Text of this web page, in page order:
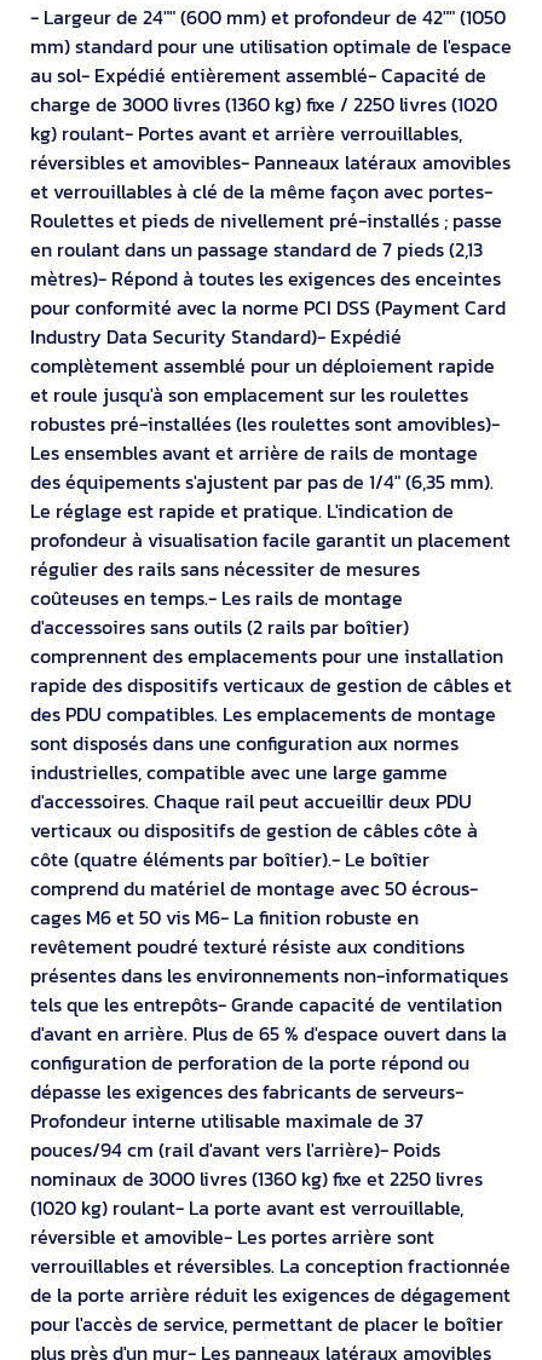
- Largeur de 24"" (600 mm) et profondeur de 42"" (1050
mm) standard pour une utilisation optimale de l'espace
au sol- Expédié entièrement assemblé- Capacité de
charge de 3000 livres (1360 kg) fixe / 2250 livres (1020
kg) roulant- Portes avant et arrière verrouillables,
réversibles et amovibles- Panneaux latéraux amovibles
et verrouillables à clé de la même façon avec portes-
Roulettes et pieds de nivellement pré-installés ; passe
en roulant dans un passage standard de 7 pieds (2,13
mètres)- Répond à toutes les exigences des enceintes
pour conformité avec la norme PCI DSS (Payment Card
Industry Data Security Standard)- Expédié
complètement assemblé pour un déploiement rapide
et roule jusqu'à son emplacement sur les roulettes
robustes pré-installées (les roulettes sont amovibles)-
Les ensembles avant et arrière de rails de montage
des équipements s'ajustent par pas de 1/4" (6,35 mm).
Le réglage est rapide et pratique. L'indication de
profondeur à visualisation facile garantit un placement
régulier des rails sans nécessiter de mesures
coûteuses en temps.- Les rails de montage
d'accessoires sans outils (2 rails par boîtier)
comprennent des emplacements pour une installation
rapide des dispositifs verticaux de gestion de câbles et
des PDU compatibles. Les emplacements de montage
sont disposés dans une configuration aux normes
industrielles, compatible avec une large gamme
d'accessoires. Chaque rail peut accueillir deux PDU
verticaux ou dispositifs de gestion de câbles côte à
côte (quatre éléments par boîtier).- Le boîtier
comprend du matériel de montage avec 50 écrous-
cages M6 et 50 vis M6- La finition robuste en
revêtement poudré texturé résiste aux conditions
présentes dans les environnements non-informatiques
tels que les entrepôts- Grande capacité de ventilation
d'avant en arrière. Plus de 65 % d'espace ouvert dans la
configuration de perforation de la porte répond ou
dépasse les exigences des fabricants de serveurs-
Profondeur interne utilisable maximale de 37
pouces/94 cm (rail d'avant vers l'arrière)- Poids
nominaux de 3000 livres (1360 kg) fixe et 2250 livres
(1020 kg) roulant- La porte avant est verrouillable,
réversible et amovible- Les portes arrière sont
verrouillables et réversibles. La conception fractionnée
de la porte arrière réduit les exigences de dégagement
pour l'accès de service, permettant de placer le boîtier
plus près d'un mur- Les panneaux latéraux amovibles